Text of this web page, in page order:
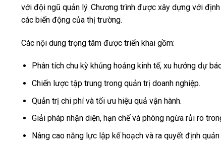
với đội ngũ quản lý. Chương trình được xây dựng với
các biến động của thị trường.
Các nội dung trọng tâm được triển khai gồm:
Phân tích chu kỳ khủng hoảng kinh tế, xu hướng dự
Chiến lược tập trung trong quản trị doanh nghiệp.
Quản trị chi phí và tối ưu hiệu quả vận hành.
Giải pháp nhận diện, hạn chế và phòng ngừa rủi ro
Nâng cao năng lực lập kế hoạch và ra quyết định quản